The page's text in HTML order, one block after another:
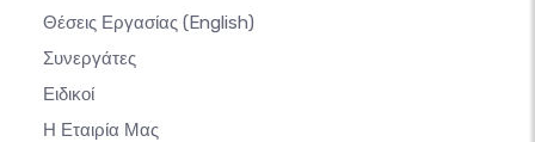
Θέσεις Εργασίας (English)
Συνεργάτες
Ειδικοί
Η Εταιρία Μας